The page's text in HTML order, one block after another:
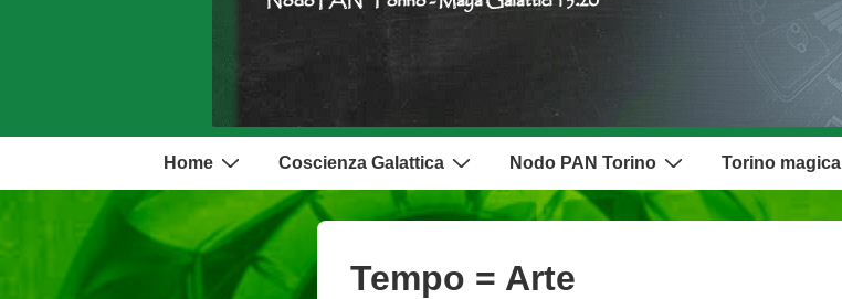
Menu
Home Coscienza Galattica Nodo PAN Torino Torino magica
Tempo = Arte